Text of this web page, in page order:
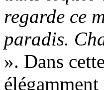
regarde ce
paradis.
». Dans